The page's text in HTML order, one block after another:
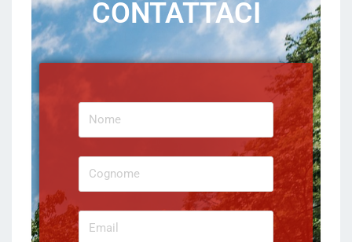
CONTATTACI